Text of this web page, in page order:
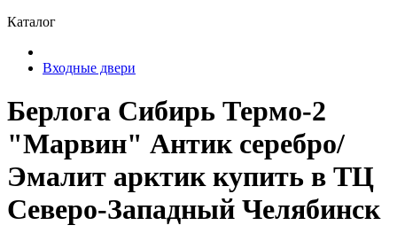
Каталог
Входные двери
Берлога Сибирь Термо-2
"Марвин" Антик серебро/
Эмалит арктик купить в ТЦ
Северо-Западный Челябинск